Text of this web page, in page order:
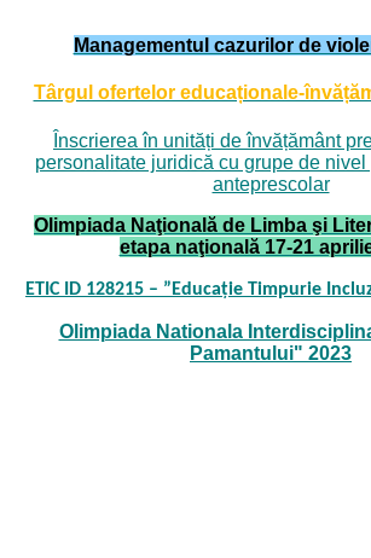
Managementul cazurilor de
Târgul ofertelor educaționale-
Înscrierea în unități de învățământ
personalitate juridică cu grupe de
anteprescolar
Olimpiada Naţională de Limba şi
etapa naţională 17-21
ETIC ID 128215 – ”Educație Timpurie
Olimpiada Nationala
Pamantului" 2023